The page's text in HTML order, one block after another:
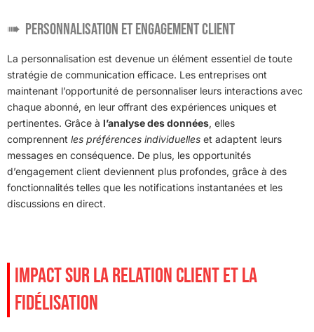
Personnalisation et engagement client
La personnalisation est devenue un élément essentiel de toute
stratégie de communication efficace. Les entreprises ont
maintenant l’opportunité de personnaliser leurs interactions avec
chaque abonné, en leur offrant des expériences uniques et
pertinentes. Grâce à l’analyse des données, elles
comprennent les préférences individuelles et adaptent leurs
messages en conséquence. De plus, les opportunités
d’engagement client deviennent plus profondes, grâce à des
fonctionnalités telles que les notifications instantanées et les
discussions en direct.
IMPACT SUR LA RELATION CLIENT ET LA
FIDÉLISATION